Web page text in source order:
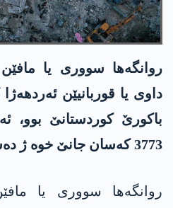
روانگه‌ها سووری یا
داوی یا قوربانیێن
باكورێ كوردستانێ بوو،
3773 كه‌سان جانێ خوه‌ ژ ده‌ست دانه‌.
روانگه‌ها سووری یا